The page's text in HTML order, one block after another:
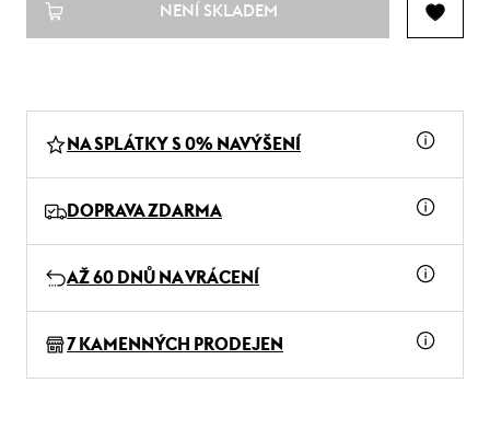
NENÍ SKLADEM
NA SPLÁTKY S 0% NAVÝŠENÍ
DOPRAVA ZDARMA
AŽ 60 DNŮ NA VRÁCENÍ
7 KAMENNÝCH PRODEJEN